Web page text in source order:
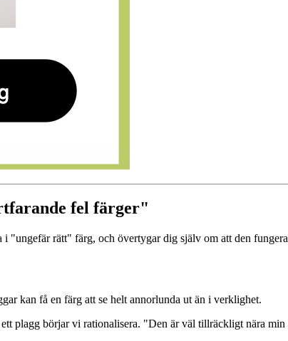
fel färger"
"ungefär rätt" färg, och övertygar dig själv om att den
kan få en färg att se helt annorlunda ut än i verklighet.
plagg börjar vi rationalisera. "Den är väl tillräckligt nära min